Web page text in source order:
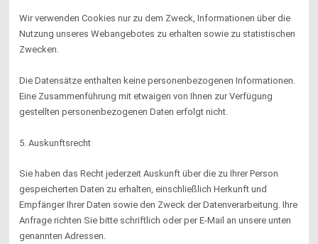
Wir verwenden Cookies nur zu dem Zweck, Informationen über die
Nutzung unseres Webangebotes zu erhalten sowie zu statistischen
Zwecken.
Die Datensätze enthalten keine personenbezogenen Informationen.
Eine Zusammenführung mit etwaigen von Ihnen zur Verfügung
gestellten personenbezogenen Daten erfolgt nicht.
5. Auskunftsrecht
Sie haben das Recht jederzeit Auskunft über die zu Ihrer Person
gespeicherten Daten zu erhalten, einschließlich Herkunft und
Empfänger Ihrer Daten sowie den Zweck der Datenverarbeitung. Ihre
Anfrage richten Sie bitte schriftlich oder per E-Mail an unsere unten
genannten Adressen.